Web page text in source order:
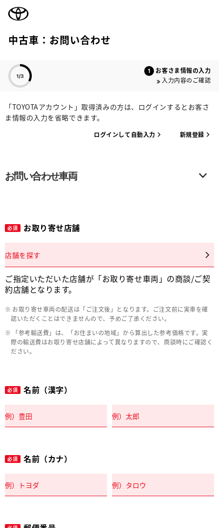
中古車：お問い合わせ
お客さま情報の入力
入力内容のご確認
「TOYOTAアカウント」取得済みの方は、ログインするとお客さ
ま情報の入力を省略できます。
ログインして自動入力 新規登録
お問い合わせ車両
必須 お取り寄せ店舗
店舗を探す
ご指定いただいた店舗が「お取り寄せ車両」の商談/ご契
約店舗となります。
お取り寄せ車両の配送は「ご注文後」となります。ご注文前に実車を確
認いただくことはできませんので、予めご了承ください。
「参考輸送費」は、「お住まいの地域」から算出した参考価格です。実
際の輸送費はお取り寄せ店舗によって異なりますので、商談時にご確認く
ださい。
必須 名前（漢字）
必須 名前（カナ）